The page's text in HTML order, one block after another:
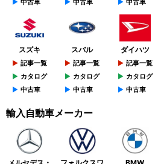
スズキ
記事一覧
カタログ
中古車
スバル
記事一覧
カタログ
中古車
ダイハツ
記事一覧
カタログ
中古車
輸入自動車メーカー
メルセデス・
フォルクスワ
BMW